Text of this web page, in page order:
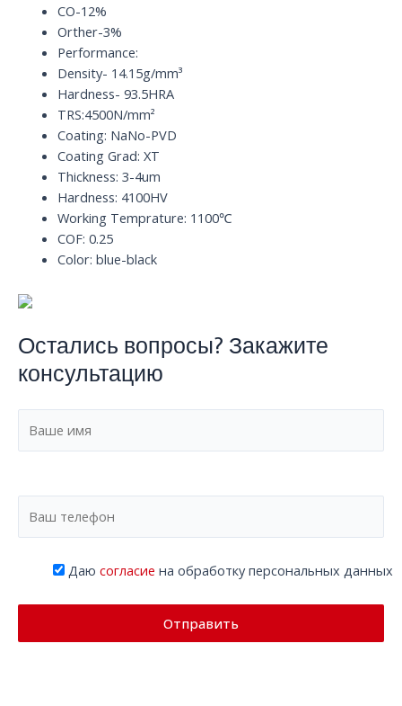
CO-12%
Orther-3%
Performance:
Density- 14.15g/mm³
Hardness- 93.5HRA
TRS:4500N/mm²
Coating: NaNo-PVD
Coating Grad: XT
Thickness: 3-4um
Hardness: 4100HV
Working Temprature: 1100℃
COF: 0.25
Color: blue-black
Остались вопросы? Закажите
консультацию
Даю согласие на обработку персональных данных